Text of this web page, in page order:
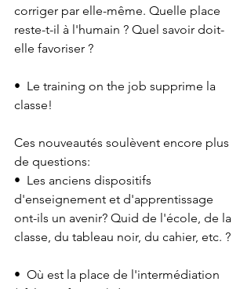
corriger par elle-même. Quelle place
reste-t-il à l'humain ? Quel savoir doit-
elle favoriser ?
•⁠  ⁠Le training on the job supprime la
classe!
Ces nouveautés soulèvent encore plus
de questions:
•⁠  ⁠Les anciens dispositifs
d'enseignement et d'apprentissage
ont-ils un avenir? Quid de l'école, de la
classe, du tableau noir, du cahier, etc. ?
•⁠  ⁠Où est la place de l'intermédiation